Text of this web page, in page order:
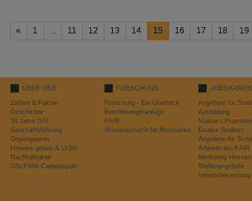
« 1 ... 11 12 13 14 15 16 17 18 19
ÜBER UNS
Zahlen & Fakten
Geschichte
50 Jahre GSI
Geschäftsführung
Organigramm
Hinweis geben & LkSG
Nachhaltigkeit
GSI/FAIR-Campusplan
FORSCHUNG
Forschung - Ein Überblick
Beschleunigeranlage
FAIR
Wissenschaftliche Netzwerke
JOBS/
Angebote für
Ausbildung
Master /
Duales Studium
Angebote für
Arbeiten bei FAIR
Mentoring Hessen
Stellenangebote
Initiativbewerbung